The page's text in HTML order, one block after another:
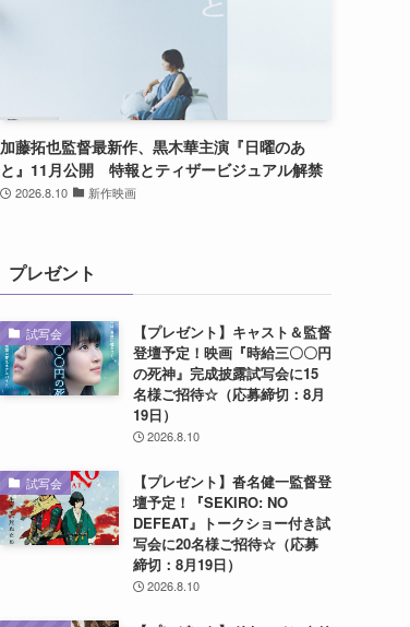
加藤拓也監督最新作、黒木華主演『日曜のあ
と』11月公開 特報とティザービジュアル解禁
2026.8.10 新作映画
プレゼント
試写会
【プレゼント】キャスト＆監督
登壇予定！映画『時給三〇〇円
の死神』完成披露試写会に15
名様ご招待☆（応募締切：8月
19日）
2026.8.10
試写会
【プレゼント】沓名健一監督登
壇予定！『SEKIRO: NO
DEFEAT』トークショー付き試
写会に20名様ご招待☆（応募
締切：8月19日）
2026.8.10